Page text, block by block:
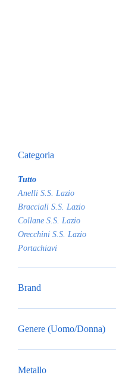
Categoria
Tutto
Anelli S.S. Lazio
Bracciali S.S. Lazio
Collane S.S. Lazio
Orecchini S.S. Lazio
Portachiavi
Brand
Genere (Uomo/Donna)
Unisex
Metallo